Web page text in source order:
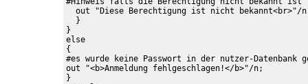
out "Diese Berechtigung ist nicht bekannt<br>"/
}
}
else
{
#es wurde keine Passwort in der nutzer-Datenbank
out "<b>Anmeldung fehlgeschlagen!</b>"/n;
}